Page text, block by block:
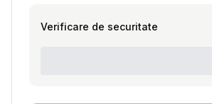
Verificare de securitate